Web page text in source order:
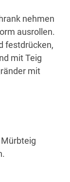
nehmen
ausrollen.
festdrücken,
mit Teig
mit